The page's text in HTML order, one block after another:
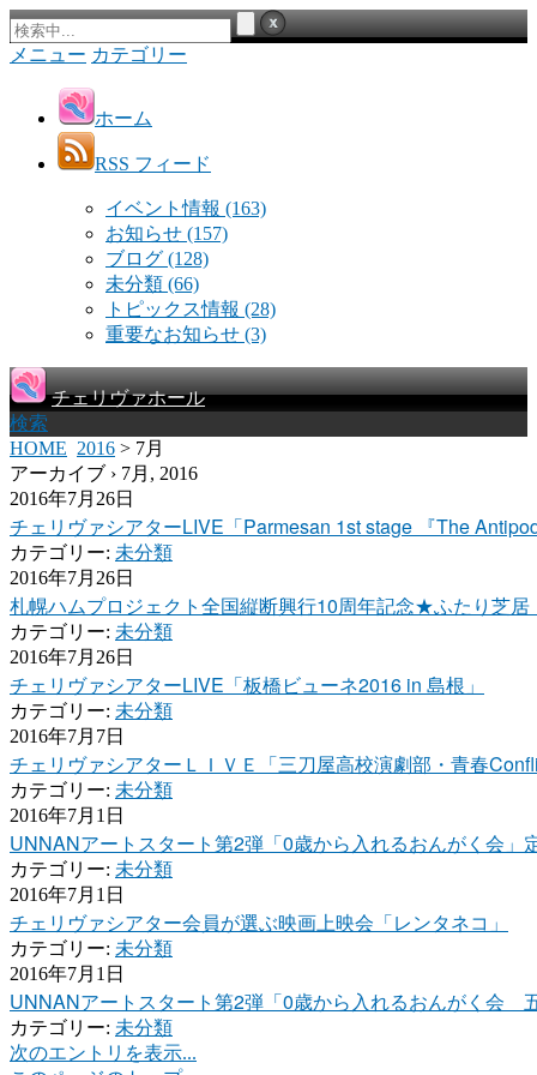
メニュー カテゴリー
ホーム
RSS フィード
イベント情報 (163)
お知らせ (157)
ブログ (128)
未分類 (66)
トピックス情報 (28)
重要なお知らせ (3)
チェリヴァホール
検索
HOME 2016 > 7月
アーカイブ › 7月, 2016
2016年7月26日
チェリヴァシアターLIVE「Parmesan 1st stage 『The
カテゴリー: 未分類
2016年7月26日
札幌ハムプロジェクト全国縦断興行10周年記念★ふたり芝居
カテゴリー: 未分類
2016年7月26日
チェリヴァシアターLIVE「板橋ビューネ2016 in 島根」
カテゴリー: 未分類
2016年7月7日
チェリヴァシアターＬＩＶＥ「三刀屋高校演劇部・青春
カテゴリー: 未分類
2016年7月1日
UNNANアートスタート第2弾「0歳から入れるおんがく会」
カテゴリー: 未分類
2016年7月1日
チェリヴァシアター会員が選ぶ映画上映会「レンタネコ」
カテゴリー: 未分類
2016年7月1日
UNNANアートスタート第2弾「0歳から入れるおんがく会
カテゴリー: 未分類
次のエントリを表示...